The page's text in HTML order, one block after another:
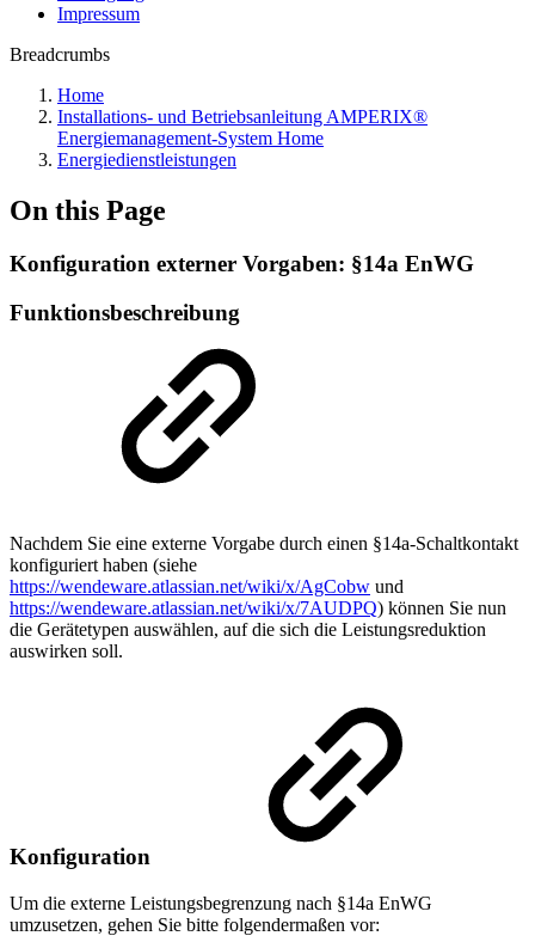
Impressum
Breadcrumbs
Home
Installations- und Betriebsanleitung AMPERIX®
Energiemanagement-System Home
Energiedienstleistungen
On this Page
Konfiguration externer Vorgaben: §14a EnWG
Funktionsbeschreibung
Nachdem Sie eine externe Vorgabe durch einen §14a-Schaltkontakt
konfiguriert haben (siehe
https://wendeware.atlassian.net/wiki/x/AgCobw und
https://wendeware.atlassian.net/wiki/x/7AUDPQ) können Sie nun
die Gerätetypen auswählen, auf die sich die Leistungsreduktion
auswirken soll.
Konfiguration
Um die externe Leistungsbegrenzung nach §14a EnWG
umzusetzen, gehen Sie bitte folgendermaßen vor: